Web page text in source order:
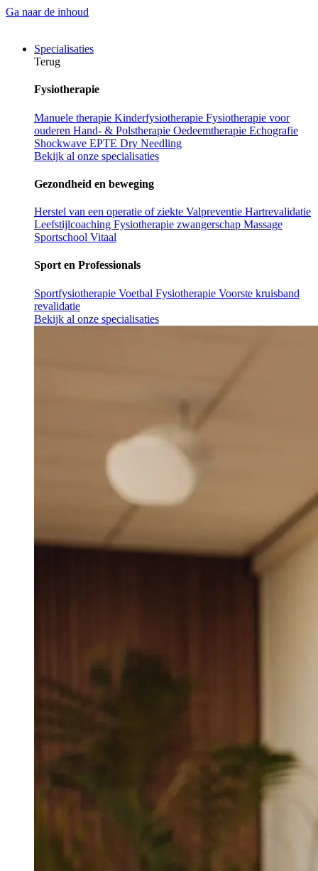
Ga naar de inhoud
Specialisaties
Terug
Fysiotherapie
Manuele therapie Kinderfysiotherapie Fysiotherapie voor
ouderen Hand- & Polstherapie Oedeemtherapie Echografie
Shockwave EPTE Dry Needling
Bekijk al onze specialisaties
Gezondheid en beweging
Herstel van een operatie of ziekte Valpreventie Hartrevalidatie
Leefstijlcoaching Fysiotherapie zwangerschap Massage
Sportschool Vitaal
Sport en Professionals
Sportfysiotherapie Voetbal Fysiotherapie Voorste kruisband
revalidatie
Bekijk al onze specialisaties